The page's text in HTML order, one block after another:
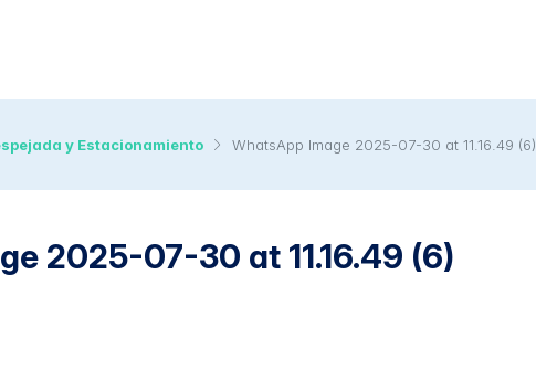
y Estacionamiento WhatsApp Image 2025-07-30 at 11.16.49 (6)
2025-07-30 at 11.16.49 (6)